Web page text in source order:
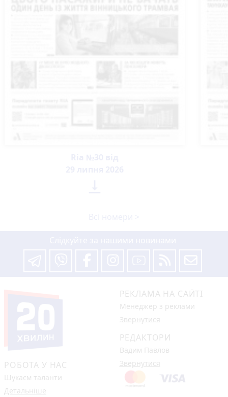
РОБОТА У НАС
Шукаєм таланти
Детальніше
РЕКЛАМА НА САЙТІ
Менеджер з реклами
Звернутися
РЕДАКТОРИ
Вадим Павлов
Звернутися